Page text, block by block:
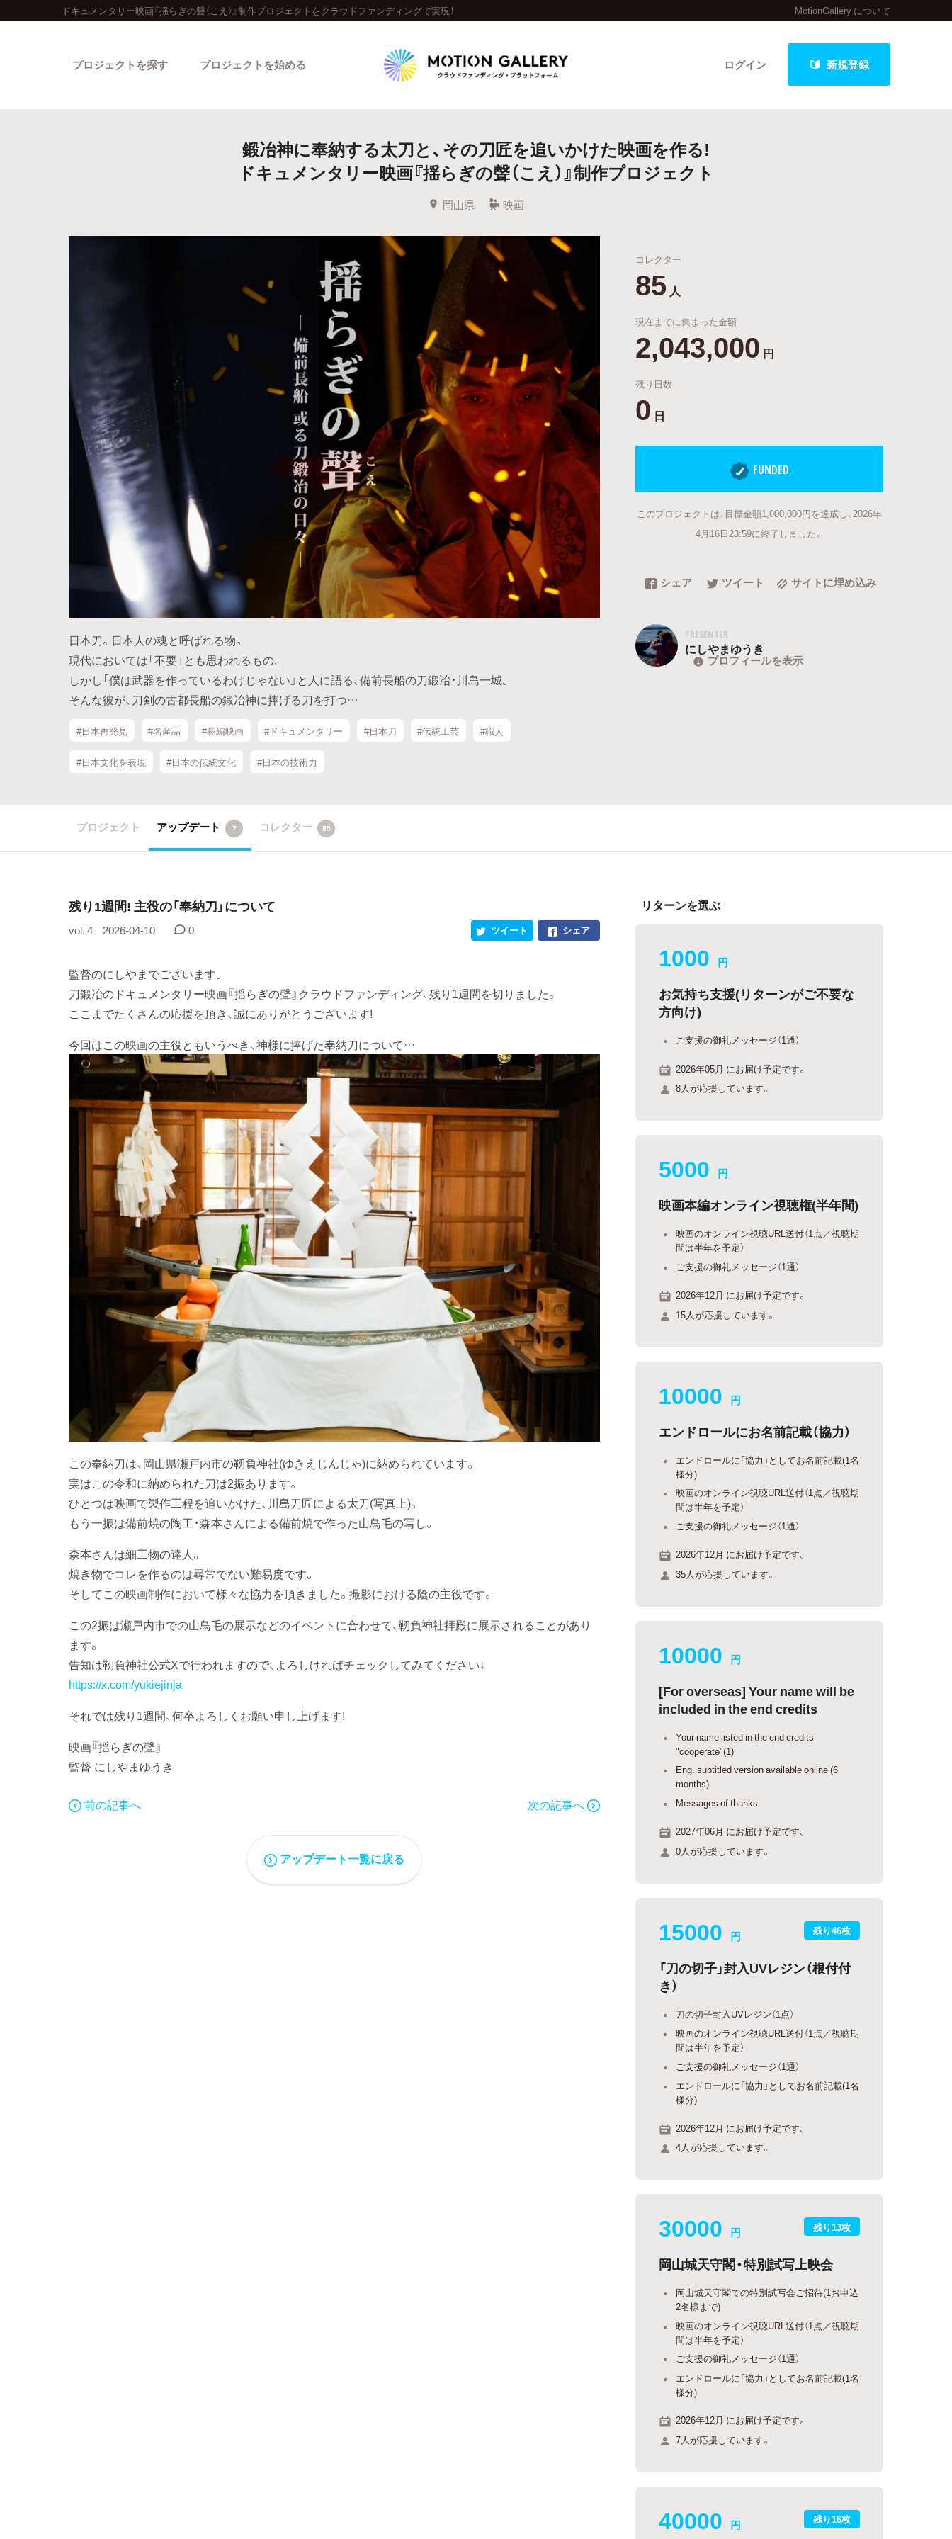
ドキュメンタリー映画『揺らぎの聲（こえ）』制作プロジェクトをクラウドファンディングで実現！ MotionGallery について
ログイン 新規登録
プロジェクトを探す
人気のプロジェクト 新着プロジェクト 終了間近のプロジェクト
Feature
カテゴリーから探す タグから探す キュレーターから探す 特集から探す
Legendary
最新達成プロジェクト
プロジェクトを始める
鍛冶神に奉納する太刀と、その刀匠を追いかけた映画を作る!
ドキュメンタリー映画『揺らぎの聲（こえ）』制作プロジェクト
岡山県 映画
日本刀。日本人の魂と呼ばれる物。
現代においては「不要」とも思われるもの。
しかし「僕は武器を作っているわけじゃない」と人に語る、備前長船の刀鍛冶・川島一城。
そんな彼が、刀剣の古都長船の鍛冶神に捧げる刀を打つ…
#日本再発見 #名産品 #長編映画 #ドキュメンタリー #日本刀 #伝統工芸 #職人
#日本文化を表現 #日本の伝統文化 #日本の技術力
コレクター
85 人
現在までに集まった金額
2,043,000 円
残り日数
0 日
FUNDED
このプロジェクトは、目標金額1,000,000円を達成し、2026年
4月16日23:59に終了しました。
シェア ツイート サイトに埋め込み
PRESENTER
にしやまゆうき
プロフィールを表示
プロジェクト アップデート 7 コレクター 85
残り1週間! 主役の「奉納刀」について
vol. 4 2026-04-10 0 シェア
ツイート
監督のにしやまでございます。
刀鍛冶のドキュメンタリー映画『揺らぎの聲』クラウドファンディング、残り1週間を切りました。
ここまでたくさんの応援を頂き、誠にありがとうございます!
今回はこの映画の主役ともいうべき、神様に捧げた奉納刀について…
この奉納刀は、岡山県瀬戸内市の靭負神社(ゆきえじんじゃ)に納められています。
実はこの令和に納められた刀は2振あります。
ひとつは映画で製作工程を追いかけた、川島刀匠による太刀(写真上)。
もう一振は備前焼の陶工・森本さんによる備前焼で作った山鳥毛の写し。
森本さんは細工物の達人。
焼き物でコレを作るのは尋常でない難易度です。
そしてこの映画制作において様々な協力を頂きました。撮影における陰の主役です。
この2振は瀬戸内市での山鳥毛の展示などのイベントに合わせて、靭負神社拝殿に展示されることがあり
ます。
告知は靭負神社公式Xで行われますので、よろしければチェックしてみてください↓
https://x.com/yukiejinja
それでは残り1週間、何卒よろしくお願い申し上げます!
映画『揺らぎの聲』
監督 にしやまゆうき
前の記事へ 次の記事へ
アップデート一覧に戻る
リターンを選ぶ
1000 円
お気持ち支援(リターンがご不要な
方向け)
ご支援の御礼メッセージ（1通）
2026年05月 にお届け予定です。
8人が応援しています。
5000 円
映画本編オンライン視聴権(半年間)
映画のオンライン視聴URL送付（1点／視聴期
間は半年を予定）
ご支援の御礼メッセージ（1通）
2026年12月 にお届け予定です。
15人が応援しています。
10000 円
エンドロールにお名前記載（協力）
エンドロールに「協力」としてお名前記載(1名
様分)
映画のオンライン視聴URL送付（1点／視聴期
間は半年を予定）
ご支援の御礼メッセージ（1通）
2026年12月 にお届け予定です。
35人が応援しています。
10000 円
[For overseas] Your name will be
included in the end credits
Your name listed in the end credits
"cooperate"(1)
Eng. subtitled version available online (6
months)
Messages of thanks
2027年06月 にお届け予定です。
0人が応援しています。
残り46枚
15000 円
「刀の切子」封入UVレジン（根付付
き）
刀の切子封入UVレジン（1点）
映画のオンライン視聴URL送付（1点／視聴期
間は半年を予定）
ご支援の御礼メッセージ（1通）
エンドロールに「協力」としてお名前記載(1名
様分)
2026年12月 にお届け予定です。
4人が応援しています。
残り13枚
30000 円
岡山城天守閣・特別試写上映会
岡山城天守閣での特別試写会ご招待(1お申込
2名様まで)
映画のオンライン視聴URL送付（1点／視聴期
間は半年を予定）
ご支援の御礼メッセージ（1通）
エンドロールに「協力」としてお名前記載(1名
様分)
2026年12月 にお届け予定です。
7人が応援しています。
残り16枚
40000 円